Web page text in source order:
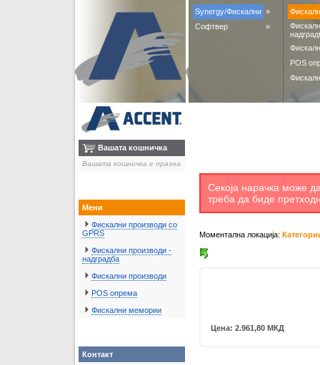
Synergy/Фискални »
Софтвер
»
POS
Вашата кошничка
Вашата кошничка е празна
Мени
Фискални производи со
GPRS
Фискални производи -
надградба
Фискални производи
POS опрема
Фискални мемории
Контакт
Секоја нарачка може
треба да биде
Моментална локација:
Цена: 2.961,80 МКД